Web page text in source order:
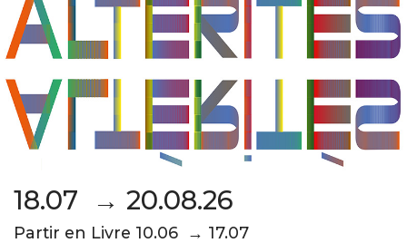
18.07 → 20.08.26
Partir en Livre 10.06 → 17.07